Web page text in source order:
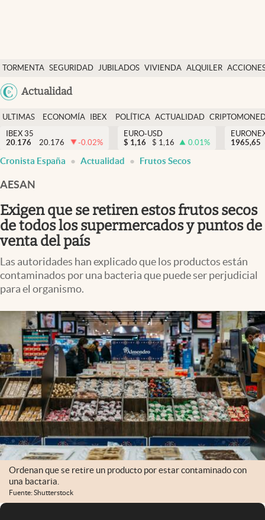
TORMENTA SEGURIDAD JUBILADOS VIVIENDA ALQUILER
USA
Actualidad
Economía y finanzas
Política
Actualidad
Criptomonedas
España
ULTIMAS
NOTICIAS
ECONOMÍA
FINANZAS
IBEX
EURO
POLÍTICA ACTUALIDAD
IBEX 35
20.176
20.176 -0.02%
EURO-USD
$ 1,16 $ 1,16 0.01%
1965,65
Cronista España Actualidad Frutos Secos
AESAN
Exigen que se retiren estos frutos secos
de todos los supermercados y puntos de
venta del país
Las autoridades han explicado que los productos están
contaminados por una bacteria que puede ser perjudicial
para el organismo.
Ordenan que se retire un producto por estar contaminado con
una bactaria.
Fuente: Shutterstock